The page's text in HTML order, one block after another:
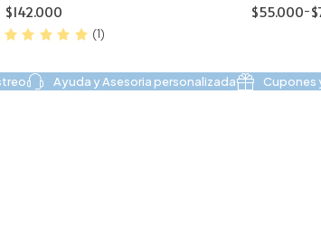
$142.000
(1)
$55.000-$
Ayuda y Asesoria personalizada Cupones